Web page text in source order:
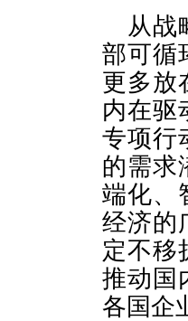
从战
部可循
更多放
内在驱
专项行
的需求
端化、
经济的
定不移
推动国
各国企